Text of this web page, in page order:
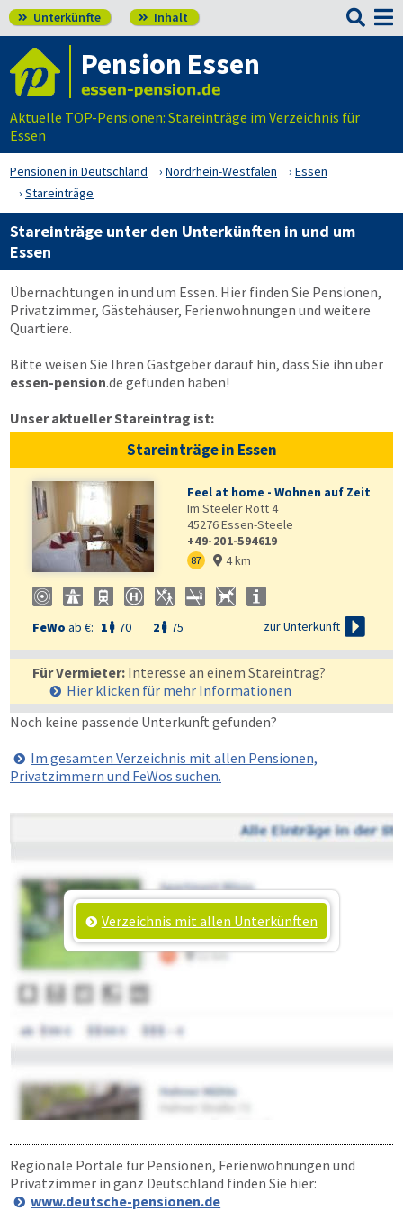
 Unterkünfte  Inhalt 
Pension Essen
Aktuelle TOP-Pensionen: Stareinträge im Verzeichnis für
Essen
Pensionen in Deutschland Nordrhein-Westfalen
Essen
Stareinträge
Stareinträge unter den Unterkünften in und um
Essen
Übernachtungen in und um Essen. Hier finden Sie Pensionen,
Privatzimmer, Gästehäuser, Ferienwohnungen und weitere
Quartiere.
Bitte weisen Sie Ihren Gastgeber darauf hin, dass Sie ihn über
essen-pension.de gefunden haben!
Unser aktueller Stareintrag ist:
Stareinträge in Essen
Feel at home - Wohnen auf Zeit
Im Steeler Rott 4
45276Essen-Steele
+49-201-594619
87  4 km
FeWo ab €: 1  70 2  75 zur Unterkunft 
Für Vermieter: Interesse an einem Stareintrag?
Hier klicken für mehr Informationen
Noch keine passende Unterkunft gefunden?
Im gesamten Verzeichnis mit allen Pensionen,
Privatzimmern und FeWos suchen.
Verzeichnis mit allen Unterkünften
Regionale Portale für Pensionen, Ferienwohnungen und
Privatzimmer in ganz Deutschland finden Sie hier:
www.deutsche-pensionen.de